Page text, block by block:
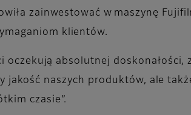
zainwestować w maszynę
klientów.
absolutnej doskonałości,
jakość naszych produktów, ale
czasie”.